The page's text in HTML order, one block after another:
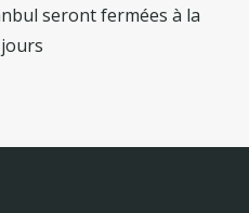
seront fermées à la